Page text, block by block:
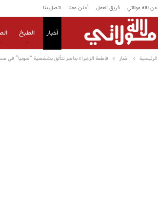
عن لالة مولاتي فريق العمل أعلن معنا اتصل بنا
أخبار الطبخ
الرئيسية اخبار فاطمة الزهراء بناصر تتألق بشخصية “صونيا” في